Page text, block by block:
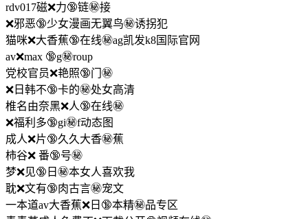
rdv017磁❌力🔞链㊙️接
❌邪恶🔞少女漫画无翼鸟㊙️诱拐犯
猫咪❌大香蕉🔞在线㊙️ag凯发k8国际官网
av❌max 🔞g㊙️roup
党校官员❌艳照🔞门㊙️
❌日韩不🔞卡的㊙️处女高清
椎名由奈黑❌人🔞在线㊙️
❌福利多🔞gi㊙️f动态图
成人❌片🔞久久大香㊙️蕉
柿谷❌ 番🔞号㊙️
梦❌见🔞日㊙️本女人喜欢我
耽❌文有🔞肉古言㊙️宠文
一本道av大香蕉❌日🔞本精㊙️品专区